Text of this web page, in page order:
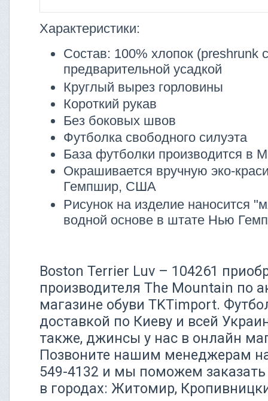
Характеристики:
Состав: 100% хлопок (preshrunk
предварительной усадкой
Круглый вырез горловины
Короткий рукав
Без боковых швов
Футболка свободного силуэта
База футболки производится в
Окрашивается вручную эко-
Гемпшир, США
Рисунок на изделие наносится
водной основе в штате Нью
Boston Terrier Luv – 104261
производителя The Mountain по
магазине обуви TKTimport.
доставкой по Киеву и всей
также, джинсы у нас в онлайн
Позвоните нашим менеджерам
549-4132 и мы поможем
в городах: Житомир,